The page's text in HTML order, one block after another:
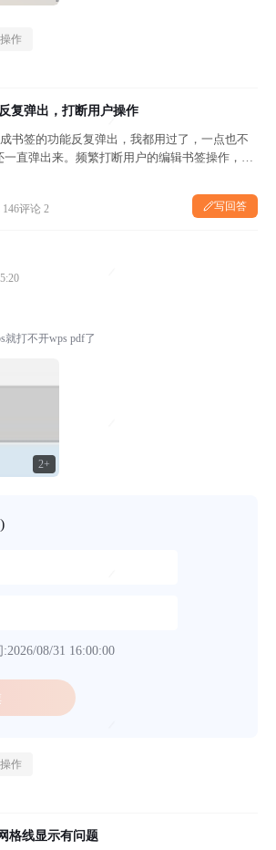
作
复弹出，打断用户操作
书签的功能反复弹出，我都用过了，一点也不
直弹出来。频繁打断用户的编辑书签操作，且
评论 2 写回答
2+
就打不开wps pdf了
08/31 16:00:00
作
格线显示有问题